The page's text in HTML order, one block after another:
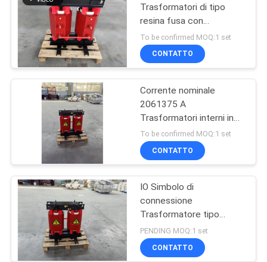
Bassa tensione
interruttore
automatico ad alta
tensione
Trasformatori di tipo
resina fusa con
tecnologia di
raffreddamento AN che
garantisce prestazioni
termica
To be confirmed MOQ:1 set
CONTATTO
Corrente nominale
2061375 A
Trasformatori interni in
resina fusa progettati
per fornire energia a
temperatura ambiente di
To be confirmed MOQ:1 set
CONTATTO
IO Simbolo di
connessione
Trasformatore tipo
secco in resina fusa di
singola fase Capacità
nominale 33 KVA Ideale
PENDING MOQ:1 set
CONTATTO